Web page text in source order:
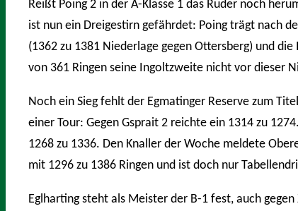
Reißt Poing 2 in der A-Klasse 1 das Ruder noch
ist nun ein Dreigestirn gefährdet: Poing trägt nach
(1362 zu 1381 Niederlage gegen Ottersberg) und
von 361 Ringen seine Ingoltzweite nicht vor dieser
Noch ein Sieg fehlt der Egmatinger Reserve zum
einer Tour: Gegen Gsprait 2 reichte ein 1314 zu
1268 zu 1336. Den Knaller der Woche meldete
mit 1296 zu 1386 Ringen und ist doch nur
Eglharting steht als Meister der B-1 fest, auch